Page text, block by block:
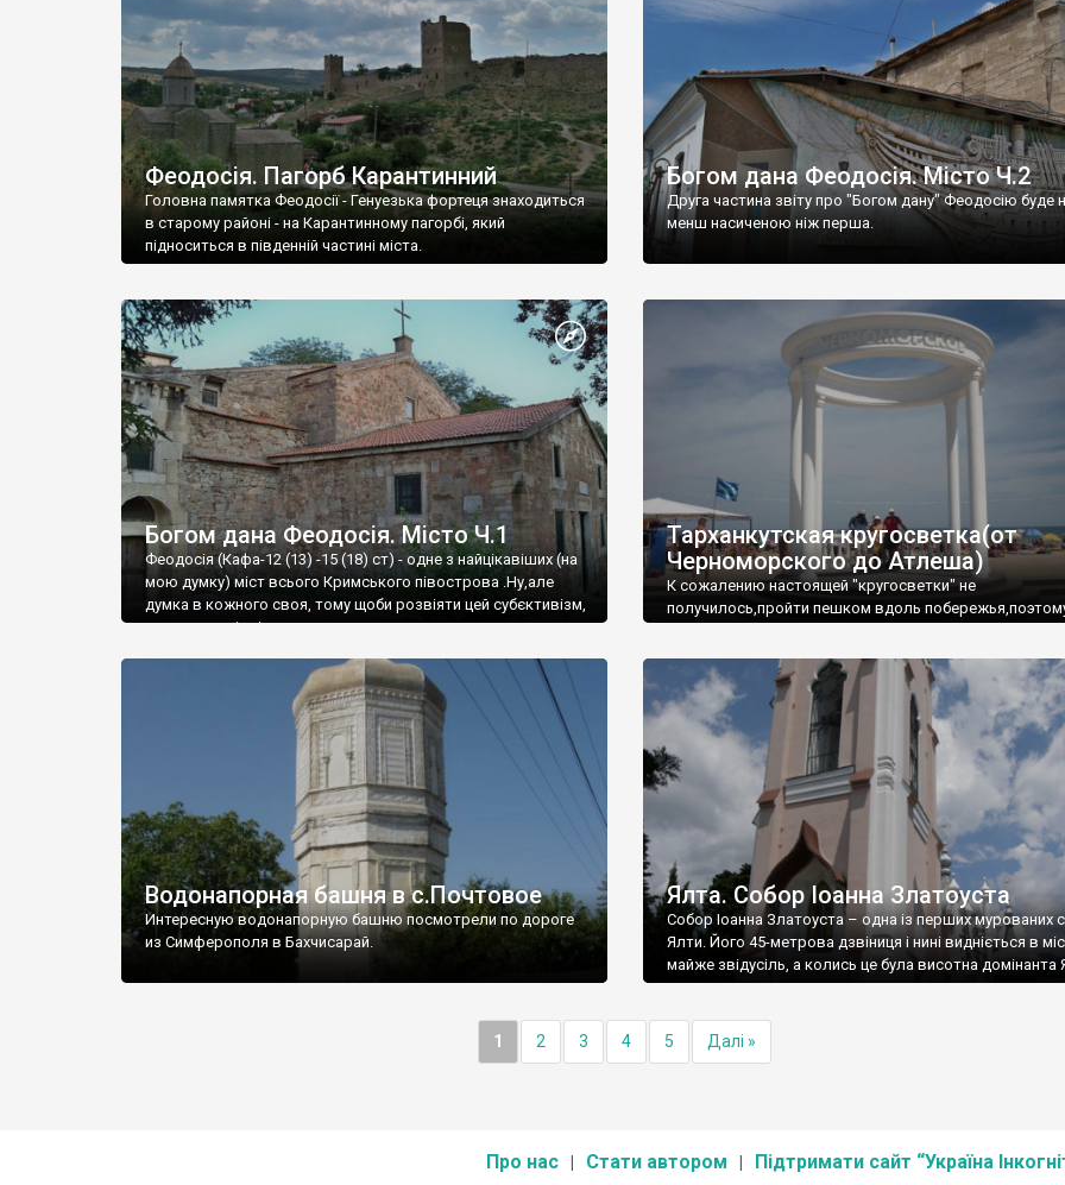
Феодосія. Пагорб Карантинний
Головна памятка Феодосії - Генуезька фортеця знаходиться
в старому районі - на Карантинному пагорбі, який
підноситься в південній частині міста.
Богом дана Феодосія. Місто Ч.2
Друга частина звіту про "Богом дану" Феодосію буде
менш насиченою ніж перша.
Богом дана Феодосія. Місто Ч.1
Феодосія (Кафа-12 (13) -15 (18) ст) - одне з найцікавіших (на
мою думку) міст всього Кримського півострова .Ну,але
думка в кожного своя, тому щоби розвіяти цей субєктивізм,
запрошую відвідати це
Тарханкутская кругосветка(от
Черноморского до Атлеша)
К сожалению настоящей "кругосветки" не
получилось,пройти пешком вдоль
Водонапорная башня в с.Почтовое
Интересную водонапорную башню посмотрели по дороге
из Симферополя в Бахчисарай.
Ялта. Собор Іоанна Златоуста
Собор Іоанна Златоуста – одна із перших мурованих
Ялти. Його 45-метрова дзвіниця і нині видніється в
майже звідусіль, а колись це була висотна домінанта
1 2 3 4 5 Далі »
Про нас Стати автором Підтримати сайт “Україна